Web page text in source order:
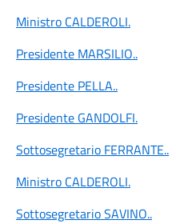
Ministro CALDEROLI.
Presidente MARSILIO..
Presidente PELLA..
Presidente GANDOLFI.
Sottosegretario FERRANTE..
Ministro CALDEROLI.
Sottosegretario SAVINO..